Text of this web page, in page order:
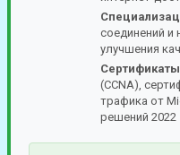
соединений и
улучшения
(CCNA),
трафика от
решений 2022